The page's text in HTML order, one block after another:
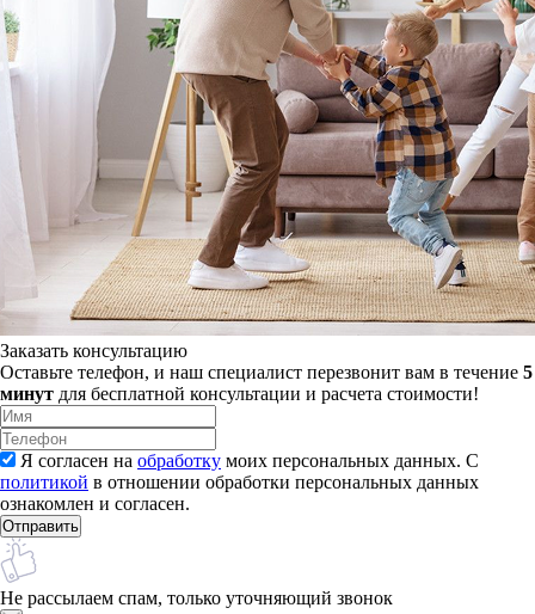
Заказать консультацию
Оставьте телефон, и наш специалист перезвонит вам в течение 5
минут для бесплатной консультации и расчета стоимости!
Я согласен на обработку моих персональных данных. С
политикой в отношении обработки персональных данных
ознакомлен и согласен.
Не рассылаем спам, только уточняющий звонок